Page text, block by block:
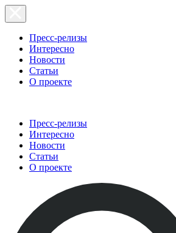
Пресс-релизы
Интересно
Новости
Статьи
О проекте
Пресс-релизы
Интересно
Новости
Статьи
О проекте